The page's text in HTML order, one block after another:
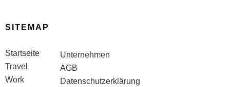
SITEMAP
Startseite
Travel
Work
Unternehmen
AGB
Datenschutzerklärung